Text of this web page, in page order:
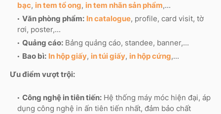
bạc, in tem tổ ong, in tem nhãn sản phẩm,...
Văn phòng phẩm: In catalogue, profile, card visit, tờ
rơi, poster,...
Quảng cáo: Bảng quảng cáo, standee, banner,...
Bao bì: In hộp giấy, in túi giấy, in hộp cứng,...
Ưu điểm vượt trội:
Công nghệ in tiên tiến: Hệ thống máy móc hiện đại, áp
dụng công nghệ in ấn tiên tiến nhất, đảm bảo chất